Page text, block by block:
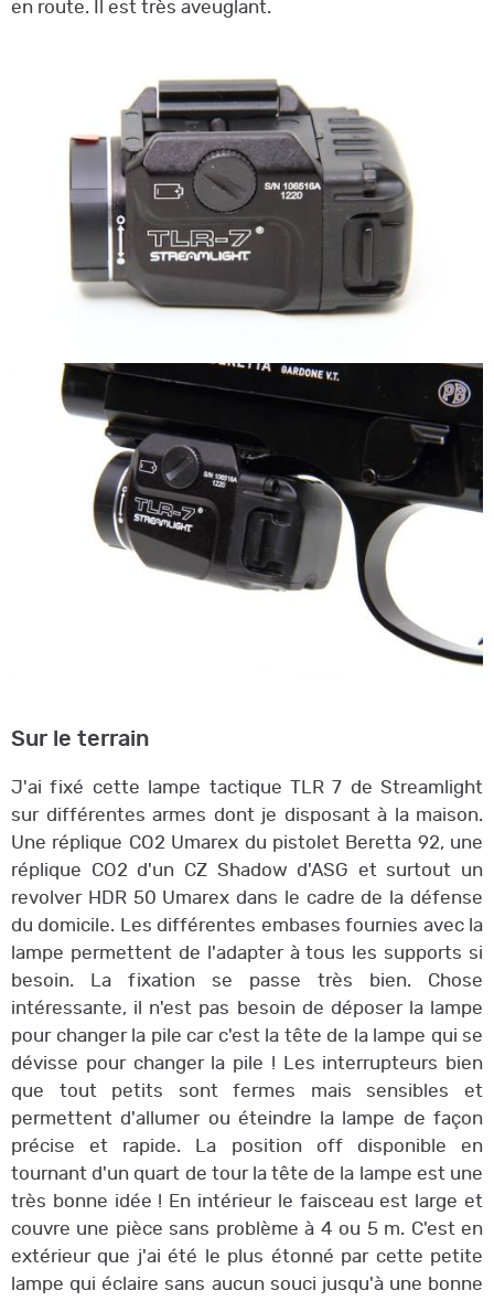
en route. Il est très aveuglant.
Sur le terrain
J'ai fixé cette lampe tactique TLR 7 de Streamlight
sur différentes armes dont je disposant à la maison.
Une réplique CO2 Umarex du pistolet Beretta 92, une
réplique CO2 d'un CZ Shadow d'ASG et surtout un
revolver HDR 50 Umarex dans le cadre de la défense
du domicile. Les différentes embases fournies avec la
lampe permettent de l'adapter à tous les supports si
besoin. La fixation se passe très bien. Chose
intéressante, il n'est pas besoin de déposer la lampe
pour changer la pile car c'est la tête de la lampe qui se
dévisse pour changer la pile ! Les interrupteurs bien
que tout petits sont fermes mais sensibles et
permettent d'allumer ou éteindre la lampe de façon
précise et rapide. La position off disponible en
tournant d'un quart de tour la tête de la lampe est une
très bonne idée ! En intérieur le faisceau est large et
couvre une pièce sans problème à 4 ou 5 m. C'est en
extérieur que j'ai été le plus étonné par cette petite
lampe qui éclaire sans aucun souci jusqu'à une bonne